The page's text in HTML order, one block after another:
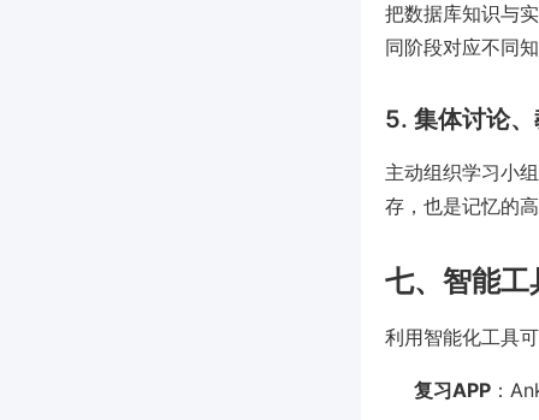
把数据库知识与
同阶段对应不同
5. 集体讨论
主动组织学习小
存，也是记忆的
七、智能工
利用智能化工具
复习APP ：